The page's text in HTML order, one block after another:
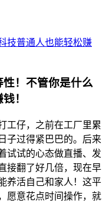
！不管你是什么
！
工仔，之前在工厂里累
子过得紧巴巴的。后来
试试的心态做直播、发
接翻了好几倍，现在早
养活自己和家人！这平
愿意花点时间操作，就